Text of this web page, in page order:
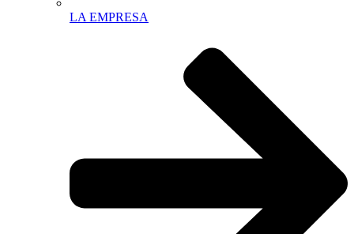
LA EMPRESA